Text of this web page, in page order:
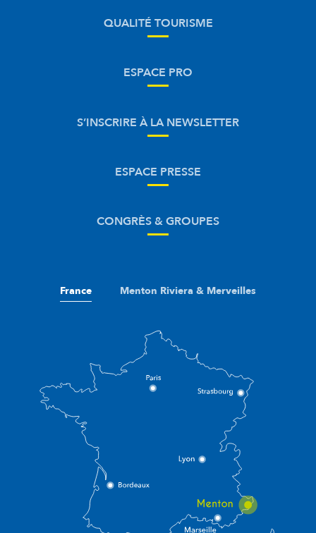
QUALITÉ TOURISME
ESPACE PRO
S’INSCRIRE À LA NEWSLETTER
ESPACE PRESSE
CONGRÈS & GROUPES
France Menton Riviera & Merveilles